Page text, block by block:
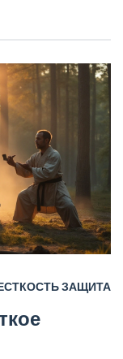
ЗАЩИТА